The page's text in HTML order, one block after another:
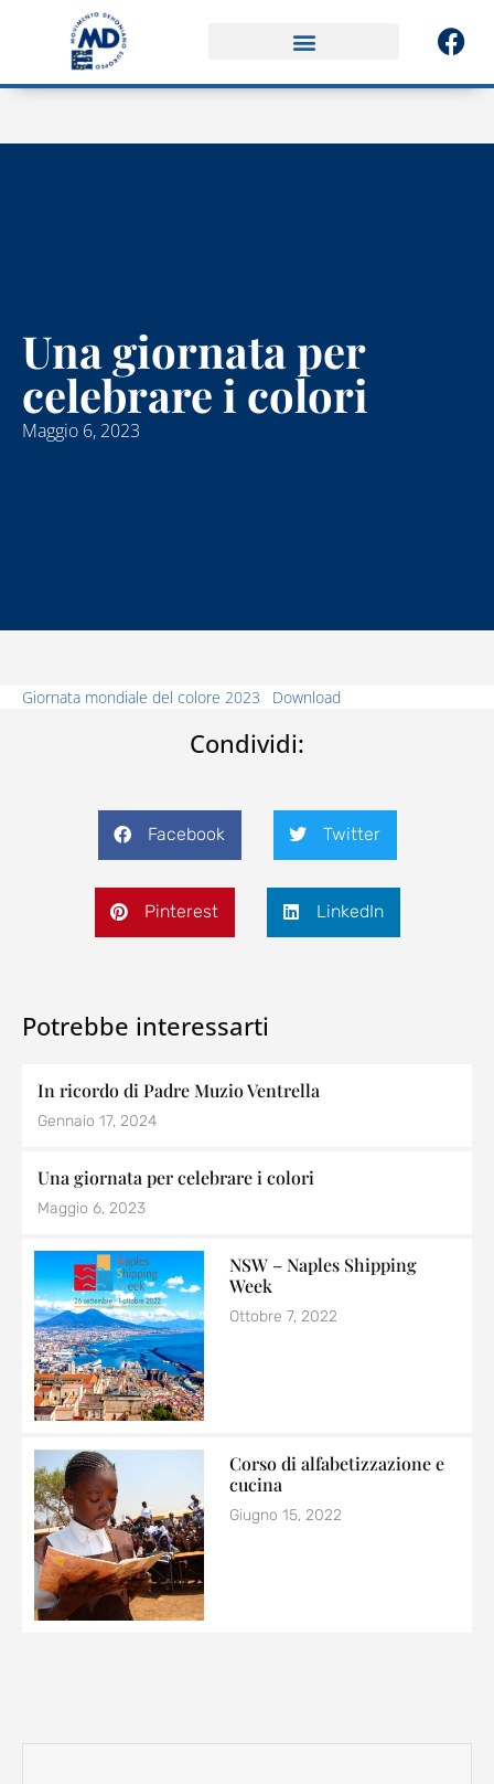
Una giornata per
celebrare i colori
Maggio 6, 2023
Giornata mondiale del colore 2023 Download
Condividi:
Facebook Twitter
Pinterest LinkedIn
Potrebbe interessarti
In ricordo di Padre Muzio Ventrella
Gennaio 17, 2024
Una giornata per celebrare i colori
Maggio 6, 2023
NSW – Naples Shipping
Week
Ottobre 7, 2022
Corso di alfabetizzazione e
cucina
Giugno 15, 2022